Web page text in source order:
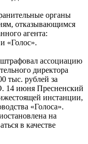
органы
отказывающимся
агента:
«Голос».
ассоциацию
директора
тыс. рублей за
14 июня Пресненский
инстанции,
«Голоса».
на
в качестве